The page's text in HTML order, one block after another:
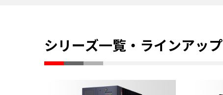
シリーズ一覧・ラインアップ